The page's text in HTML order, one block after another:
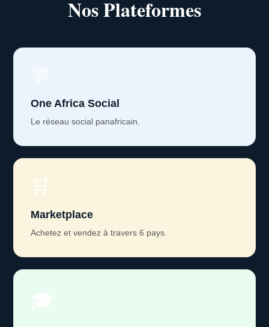
Nos Plateformes
One Africa Social
Le réseau social panafricain.
🛒
Marketplace
Achetez et vendez à travers 6 pays.